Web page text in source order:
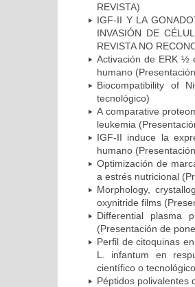
REVISTA)
IGF-II Y LA
INVASIÓN DE
REVISTA NO
Activación de ERK ½
humano
Biocompatibility of
tecnológico)
A comparative
leukemia
IGF-II induce la
humano
Optimización de
a estrés nutricional
Morphology,
oxynitride films
Differential plasma
(Presentación de
Perfil de citoquinas
L. infantum en
científico o
Péptidos polivalentes